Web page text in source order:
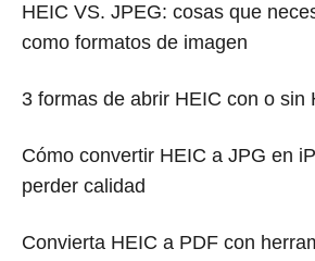
HEIC VS. JPEG: cosas que
como formatos de imagen
3 formas de abrir HEIC con o sin
Cómo convertir HEIC a JPG en
perder calidad
Convierta HEIC a PDF con